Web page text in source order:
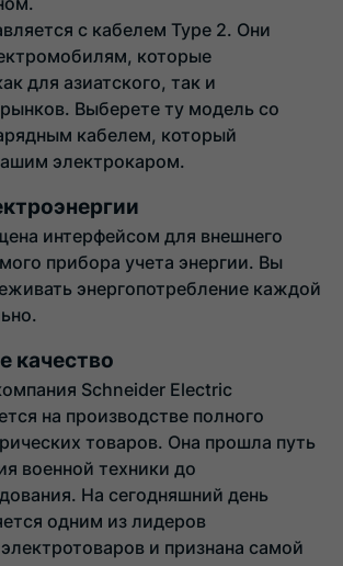
с кабелем Type 2. Они
которые
для азиатского, так и
Выберете ту модель со
кабелем, который
электрокаром.
интерфейсом для внешнего
прибора учета энергии. Вы
энергопотребление каждой
качество
Schneider Electric
на производстве полного
товаров. Она прошла путь
военной техники до
На сегодняшний день
одним из лидеров
и признана самой